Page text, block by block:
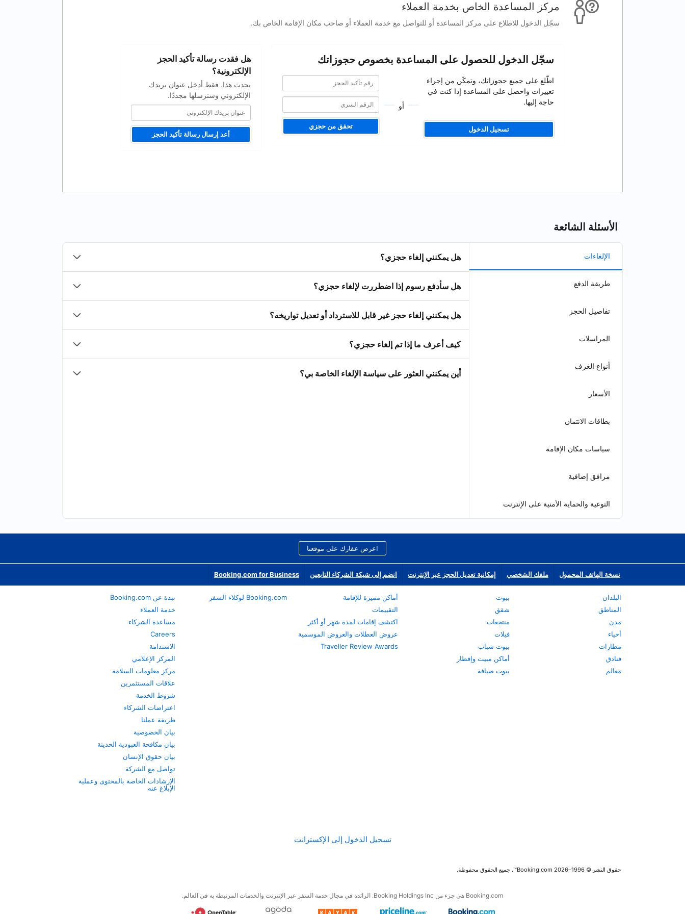
مركز المساعدة الخاص بخدمة العملاء
سجّل الدخول للاطلاع على مركز المساعدة أو للتواصل مع خدمة العملاء أو صاحب مكان الإقامة الخاص بك.
سجّل الدخول للحصول على المساعدة بخصوص حجوزاتك
اطّلع على جميع حجوزاتك، وتمكّن من إجراء
تغييرات واحصل على المساعدة إذا كنت في
حاجة إليها.
تسجيل الدخول
أو
تأكيد
الحجز
رقم
تأكيد
الحجز
تحقق من حجزي
هل فقدت رسالة تأكيد الحجز
الإلكترونية؟
يحدث هذا. فقط أدخل عنوان بريدك
الإلكتروني وسنرسلها مجددًا.
بريدك
الإلكتروني
أعد إرسال رسالة تأكيد الحجز
الأسئلة الشائعة
الإلغاءات
طريقة الدفع
تفاصيل الحجز
المراسلات
أنواع الغرف
الأسعار
بطاقات الائتمان
سياسات مكان الإقامة
مرافق إضافية
التوعية والحماية الأمنية على الإنترنت
هل يمكنني إلغاء حجزي؟
هل سأدفع رسوم إذا اضطررت لإلغاء حجزي؟
هل يمكنني إلغاء حجز غير قابل للاسترداد أو تعديل تواريخه؟
كيف أعرف ما إذا تم إلغاء حجزي؟
أين يمكنني العثور على سياسة الإلغاء الخاصة بي؟
اعرض عقارك على موقعنا
نسخة الهاتف المحمول ملفك الشخصي إمكانية تعديل الحجز عبر الإنترنت انضم إلى شبكة الشركاء التابعين Booking.com for Business
البلدان
المناطق
مدن
أحياء
مطارات
فنادق
معالم
بيوت
شقق
منتجعات
فيلات
بيوت شباب
أماكن مبيت وإفطار
بيوت ضيافة
أماكن مميزة للإقامة
التقييمات
اكتشف إقامات لمدة شهر أو أكثر
عروض العطلات والعروض الموسمية
Traveller Review Awards
Booking.com لوكلاء السفر
نبذة عن Booking.com
خدمة العملاء
مساعدة الشركاء
Careers
الاستدامة
المركز الإعلامي
مركز معلومات السلامة
علاقات المستثمرين
شروط الخدمة
اعتراضات الشركاء
طريقة عملنا
بيان الخصوصية
بيان مكافحة العبودية الحديثة
بيان حقوق الإنسان
تواصل مع الشركة
الإرشادات الخاصة بالمحتوى وعملية
الإبلاغ عنه
تسجيل الدخول إلى الإكسترانت
حقوق النشر © 1996–2026 Booking.com™. جميع الحقوق محفوظة.
Booking.com هي جزء من Booking Holdings Inc. الرائدة في مجال خدمة السفر عبر الإنترنت والخدمات المرتبطة به في العالم.